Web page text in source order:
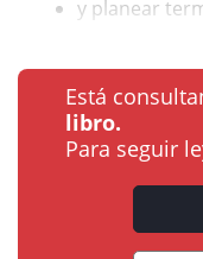
y planear
Está
libro.
Para seguir